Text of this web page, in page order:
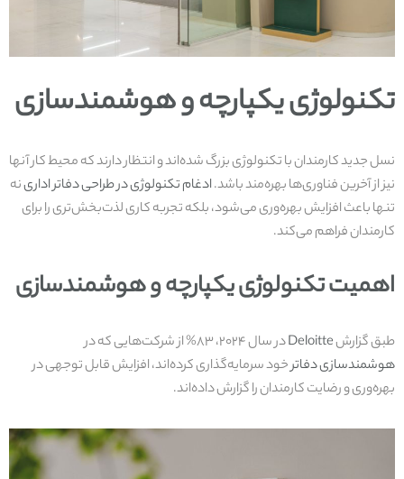
تکنولوژی یکپارچه و هوشمندسازی
نسل جدید کارمندان با تکنولوژی بزرگ شده‌اند و انتظار دارند که محیط کار آنها
نیز از آخرین فناوری‌ها بهره‌مند باشد.ادغام تکنولوژی در طراحی دفاتر ادارینه
تنها باعث افزایش بهره‌وری می‌شود، بلکه تجربه کاری لذت‌بخش‌تری را برای
کارمندان فراهم می‌کند.
اهمیت تکنولوژی یکپارچه و هوشمندسازی
طبق گزارشDeloitteدر سال ۲۰۲۴، ۸۳% از شرکت‌هایی که در
هوشمندسازی دفاترخود سرمایه‌گذاری کرده‌اند، افزایش قابل توجهی در
بهره‌وری و رضایت کارمندان را گزارش داده‌اند.